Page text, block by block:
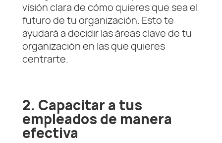
visión clara de cómo quieres que sea el
futuro de tu organización. Esto te
ayudará a decidir las áreas clave de tu
organización en las que quieres
centrarte.
2. Capacitar a tus
empleados de manera
efectiva